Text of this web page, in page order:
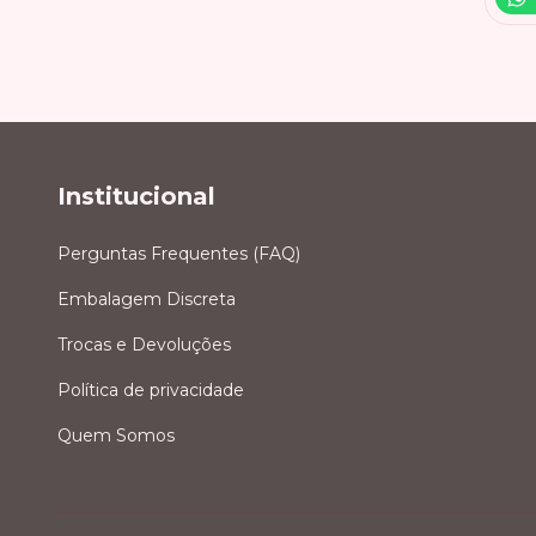
Institucional
Perguntas Frequentes (FAQ)
Embalagem Discreta
Trocas e Devoluções
Política de privacidade
Quem Somos